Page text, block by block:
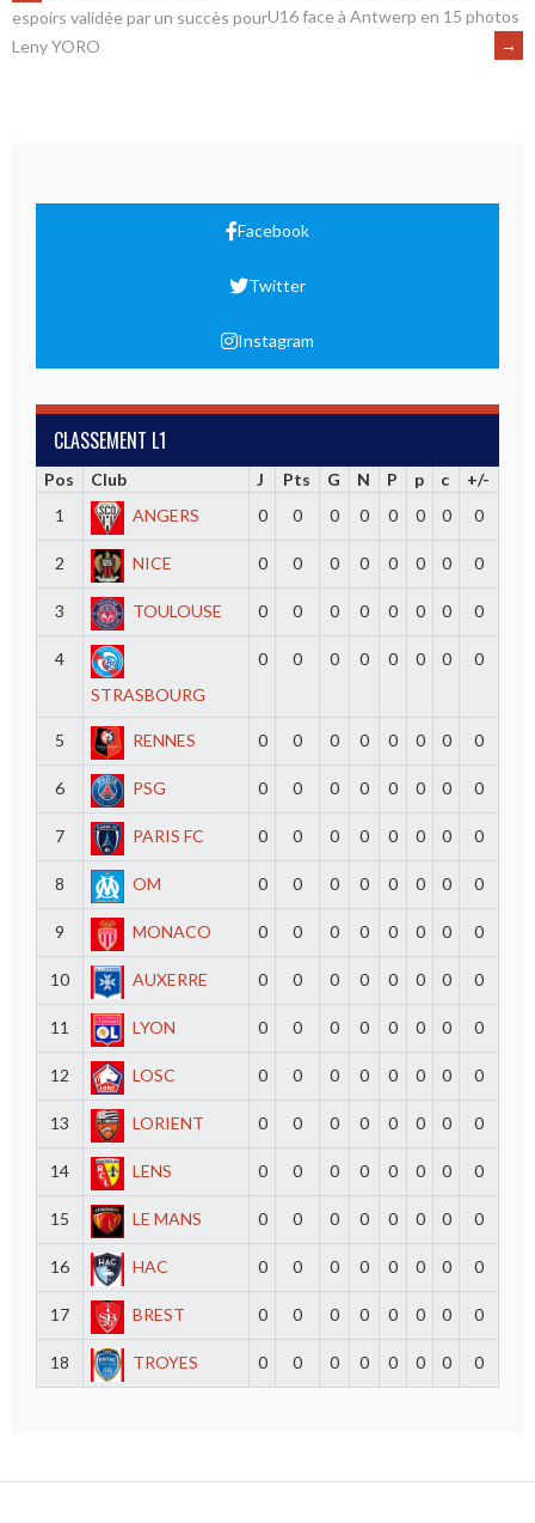
espoirs validée par un succès pour
Leny YORO
U16 face à Antwerp en 15 photos
→
Facebook
Twitter
Instagram
CLASSEMENT L1
Pos Club J Pts G N P p c
+/-
1
ANGERS 0 0 0 0 0 0 0 0
2 NICE 0 0 0 0 0 0 0 0
3 TOULOUSE 0 0 0 0 0 0 0 0
4
STRASBOURG
0 0 0 0 0 0 0 0
5 RENNES 0 0 0 0 0 0 0 0
6 PSG 0 0 0 0 0 0 0 0
7 PARIS FC 0 0 0 0 0 0 0 0
8 OM 0 0 0 0 0 0 0 0
9 MONACO 0 0 0 0 0 0 0 0
10 AUXERRE 0 0 0 0 0 0 0 0
11 LYON 0 0 0 0 0 0 0 0
12 LOSC 0 0 0 0 0 0 0 0
13 LORIENT 0 0 0 0 0 0 0 0
14 LENS 0 0 0 0 0 0 0 0
15 LE MANS 0 0 0 0 0 0 0 0
16 HAC 0 0 0 0 0 0 0 0
17 BREST 0 0 0 0 0 0 0 0
18 TROYES 0 0 0 0 0 0 0 0